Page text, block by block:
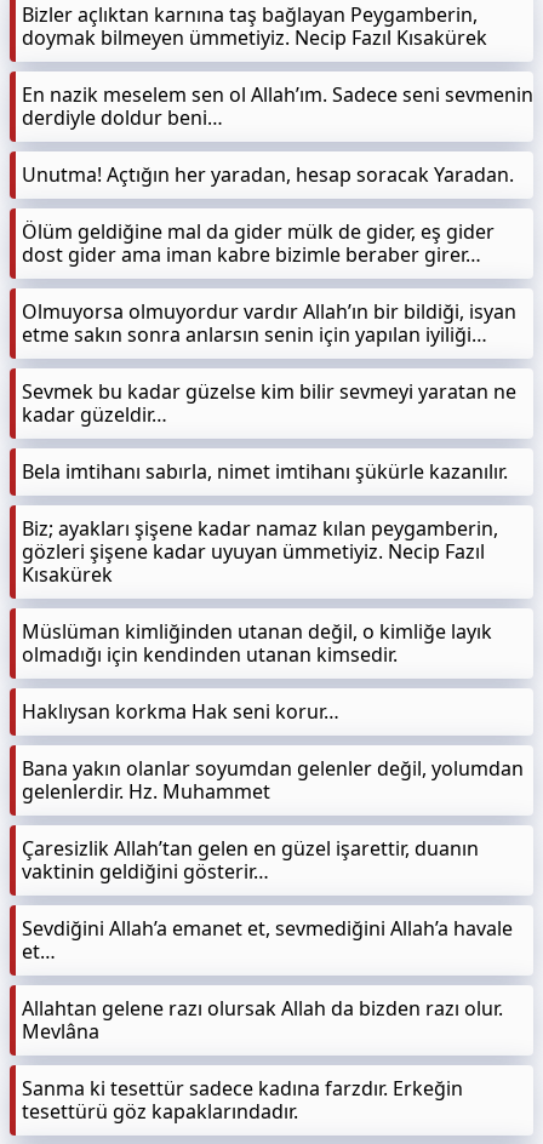
Bizler açlıktan karnına taş bağlayan Peygamberin,
doymak bilmeyen ümmetiyiz. Necip Fazıl Kısakürek
En nazik meselem sen ol Allah’ım. Sadece seni sevmenin
derdiyle doldur beni…
Unutma! Açtığın her yaradan, hesap soracak Yaradan.
Ölüm geldiğine mal da gider mülk de gider, eş gider
dost gider ama iman kabre bizimle beraber girer…
Olmuyorsa olmuyordur vardır Allah’ın bir bildiği, isyan
etme sakın sonra anlarsın senin için yapılan iyiliği…
Sevmek bu kadar güzelse kim bilir sevmeyi yaratan ne
kadar güzeldir…
Bela imtihanı sabırla, nimet imtihanı şükürle kazanılır.
Biz; ayakları şişene kadar namaz kılan peygamberin,
gözleri şişene kadar uyuyan ümmetiyiz. Necip Fazıl
Kısakürek
Müslüman kimliğinden utanan değil, o kimliğe layık
olmadığı için kendinden utanan kimsedir.
Haklıysan korkma Hak seni korur…
Bana yakın olanlar soyumdan gelenler değil, yolumdan
gelenlerdir. Hz. Muhammet
Çaresizlik Allah’tan gelen en güzel işarettir, duanın
vaktinin geldiğini gösterir…
Sevdiğini Allah’a emanet et, sevmediğini Allah’a havale
et…
Allahtan gelene razı olursak Allah da bizden razı olur.
Mevlâna
Sanma ki tesettür sadece kadına farzdır. Erkeğin
tesettürü göz kapaklarındadır.